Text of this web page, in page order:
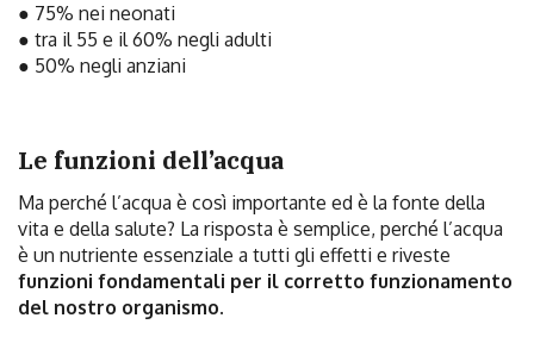
● 75% nei neonati
● tra il 55 e il 60% negli adulti
● 50% negli anziani
Le funzioni dell’acqua
Ma perché l’acqua è così importante ed è la fonte della
vita e della salute? La risposta è semplice, perché l’acqua
è un nutriente essenziale a tutti gli effetti e riveste
funzioni fondamentali per il corretto funzionamento
del nostro organismo.